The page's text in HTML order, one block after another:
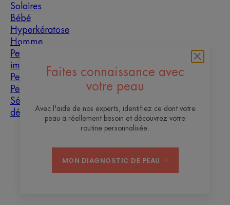
Faites connaissance avec
votre peau
Avec l'aide de nos experts, identifiez ce dont votre
peau a réellement besoin et découvrez votre
routine personnalisée.
MON DIAGNOSTIC DE PEAU
Solaires
Bébé
Hyperkératose
Homme
Peaux grasses à
imperfections
Peau mixte
Peau sèche
Sécheresse et
déshydratation
ContactQuestions fréquentes